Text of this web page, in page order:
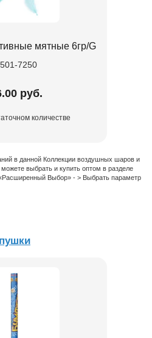
мятные 6гр/G
7250
руб.
количестве
в данной Коллекции воздушных шаров и
выбрать и купить оптом в разделе
Выбор» - > Выбрать параметр